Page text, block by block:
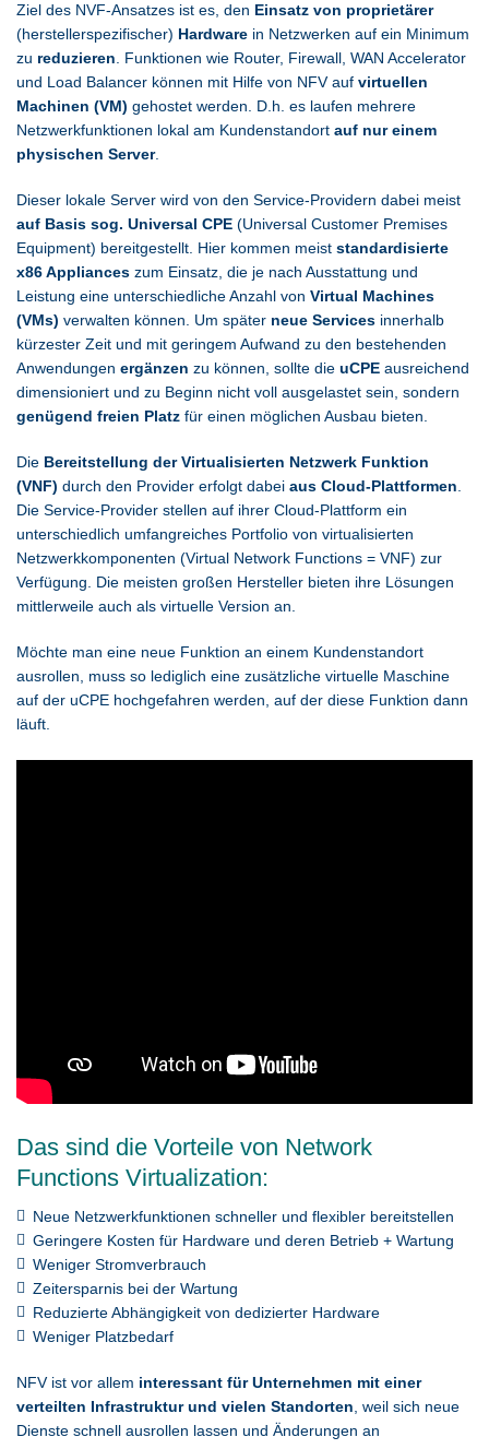
Ziel des NVF-Ansatzes ist es, den Einsatz von proprietärer
(herstellerspezifischer) Hardware in Netzwerken auf ein Minimum
zu reduzieren . Funktionen wie Router, Firewall, WAN Accelerator
und Load Balancer können mit Hilfe von NFV auf virtuellen
Machinen (VM) gehostet werden. D.h. es laufen mehrere
Netzwerkfunktionen lokal am Kundenstandort auf nur einem
physischen Server.
Dieser lokale Server wird von den Service-Providern dabei meist
auf Basis sog. Universal CPE (Universal Customer Premises
Equipment) bereitgestellt. Hier kommen meist standardisierte
x86 Appliances zum Einsatz, die je nach Ausstattung und
Leistung eine unterschiedliche Anzahl von Virtual Machines
(VMs) verwalten können. Um später neue Services innerhalb
kürzester Zeit und mit geringem Aufwand zu den bestehenden
Anwendungen ergänzen zu können, sollte die uCPE ausreichend
dimensioniert und zu Beginn nicht voll ausgelastet sein, sondern
genügend freien Platz für einen möglichen Ausbau bieten.
Die Bereitstellung der Virtualisierten Netzwerk Funktion
(VNF) durch den Provider erfolgt dabei aus Cloud-Plattformen
Die Service-Provider stellen auf ihrer Cloud-Plattform ein
unterschiedlich umfangreiches Portfolio von virtualisierten
Netzwerkkomponenten (Virtual Network Functions = VNF) zur
Verfügung. Die meisten großen Hersteller bieten ihre Lösungen
mittlerweile auch als virtuelle Version an.
Möchte man eine neue Funktion an einem Kundenstandort
ausrollen, muss so lediglich eine zusätzliche virtuelle Maschine
auf der uCPE hochgefahren werden, auf der diese Funktion dann
läuft.
Das sind die Vorteile von Network
Functions Virtualization:
Neue Netzwerkfunktionen schneller und flexibler bereitstellen
Geringere Kosten für Hardware und deren Betrieb + Wartung
Weniger Stromverbrauch
Zeitersparnis bei der Wartung
Reduzierte Abhängigkeit von dedizierter Hardware
Weniger Platzbedarf
NFV ist vor allem interessant für Unternehmen mit einer
verteilten Infrastruktur und vielen Standorten , weil sich neue
Dienste schnell ausrollen lassen und Änderungen an